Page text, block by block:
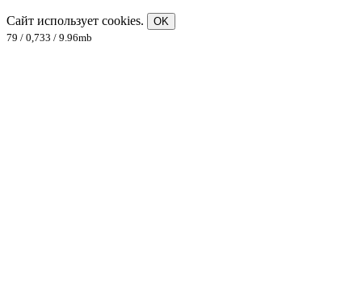
Сайт использует cookies.
OK
79 / 0,733 / 9.96mb